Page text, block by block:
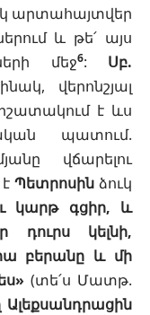
արտահայտվեր
և թե՛ այս
մեջ6: Սբ.
վերոնշյալ
է ևս
պատում.
վճարելու
Պետրոսինձուկ
կարթ գցիր, և
դուրս կելնի,
բերանը և մի
(տե՛ս Մատթ.
Ալեքսանդրացին